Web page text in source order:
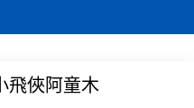
飛俠阿童木